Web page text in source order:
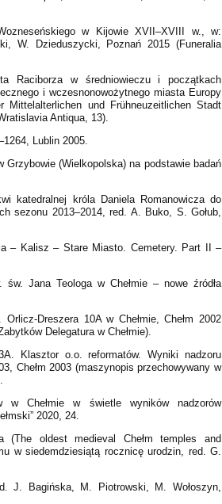
w Kijowie XVII–XVIII w., w:
W. Dzieduszycki, Poznań 2015 (Funeralia
Raciborza w średniowieczu i początkach
i wczesnonowożytnego miasta Europy
und Frühneuzeitlichen Stadt
Antiqua, 13).
Lublin 2005.
(Wielkopolska) na podstawie badań
katedralnej króla Daniela Romanowicza do
sezonu 2013–2014, red. A. Buko, S. Gołub,
– Kalisz – Stare Miasto. Cemetery. Part II –
Jana Teologa w Chełmie – nowe źródła
Dreszera 10A w Chełmie, Chełm 2002
Delegatura w Chełmie).
Klasztor o.o. reformatów. Wyniki nadzoru
Chełm 2003 (maszynopis przechowywany w
w Chełmie w świetle wyników nadzorów
2020, 24.
(The oldest medieval Chełm temples and
w siedemdziesiątą rocznicę urodzin, red. G.
J. Bagińska, M. Piotrowski, M. Wołoszyn,